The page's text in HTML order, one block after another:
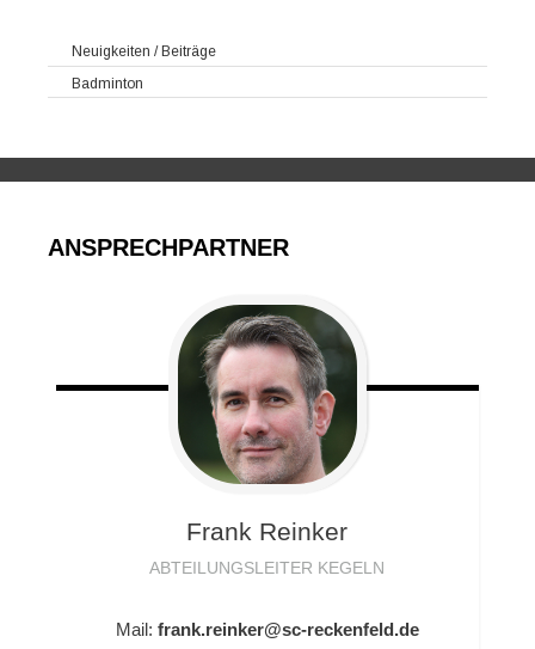
Neuigkeiten / Beiträge
Badminton
ANSPRECHPARTNER
Frank Reinker
ABTEILUNGSLEITER KEGELN
Mail: frank.reinker@sc-reckenfeld.de